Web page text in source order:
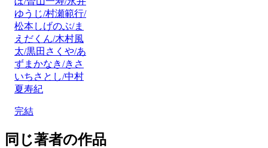
ゆうじ/村瀬範行/
松本しげのぶ/ま
えだくん/木村風
太/黒田さくや/あ
ずまかなき/きさ
いちさとし/中村
夏寿紀
完結
同じ著者の作品